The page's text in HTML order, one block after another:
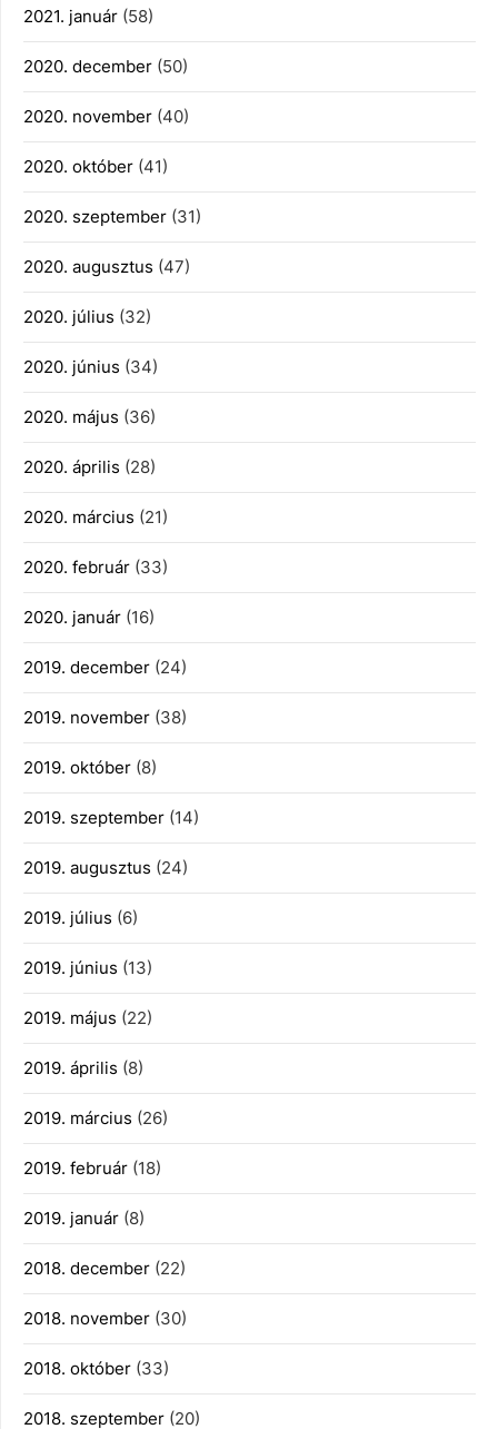
2021. január (58)
2020. december (50)
2020. november (40)
2020. október (41)
2020. szeptember (31)
2020. augusztus (47)
2020. július (32)
2020. június (34)
2020. május (36)
2020. április (28)
2020. március (21)
2020. február (33)
2020. január (16)
2019. december (24)
2019. november (38)
2019. október (8)
2019. szeptember (14)
2019. augusztus (24)
2019. július (6)
2019. június (13)
2019. május (22)
2019. április (8)
2019. március (26)
2019. február (18)
2019. január (8)
2018. december (22)
2018. november (30)
2018. október (33)
2018. szeptember (20)